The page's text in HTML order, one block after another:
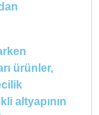
ürünler,
altyapının